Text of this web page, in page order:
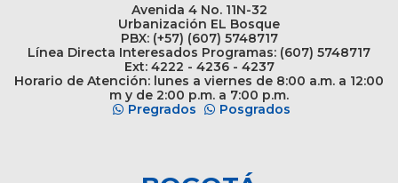
Avenida 4 No. 11N-32
Urbanización EL Bosque
PBX: (+57) (607) 5748717
Línea Directa Interesados Programas: (607) 5748717
Ext: 4222 - 4236 - 4237
Horario de Atención: lunes a viernes de 8:00 a.m. a 12:00
m y de 2:00 p.m. a 7:00 p.m.
Pregrados
Posgrados